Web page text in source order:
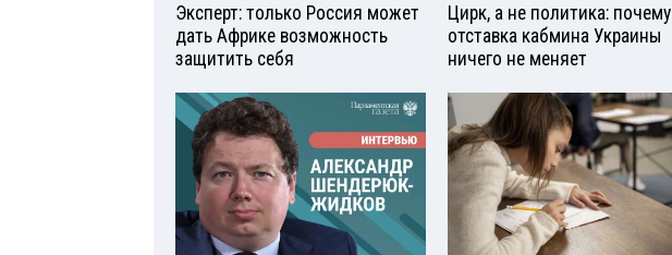
Эксперт: только Россия может
дать Африке возможность
защитить себя
Цирк, а не политика: почему
отставка кабмина Украины
ничего не меняет